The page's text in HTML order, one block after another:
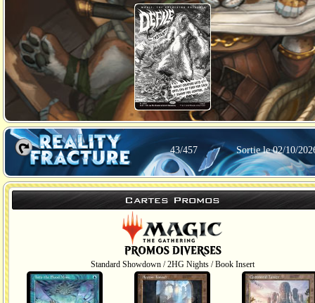
43/457 Sortie le 02/10/
Cartes Promos
Standard Showdown / 2HG Nights / Book Insert